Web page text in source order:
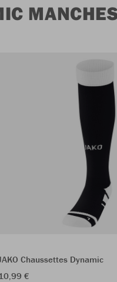
JAKO Chaussettes Dynamic
€